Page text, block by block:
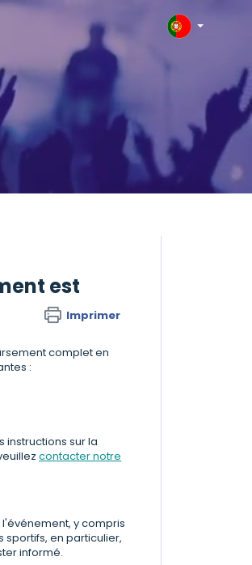
est
Imprimer
complet en
:
instructions sur la
contacter notre
y compris
en particulier,
informé.